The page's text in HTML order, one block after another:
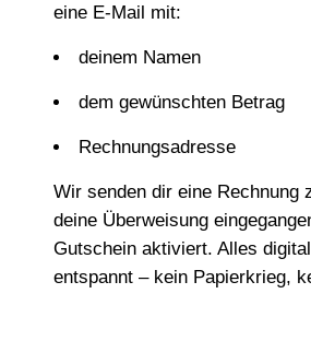
eine E‑Mail mit:
deinem Namen
dem gewünschten Betrag
Rechnungsadresse
Wir senden dir eine Rechnung
deine Überweisung
Gutschein aktiviert. Alles
entspannt – kein Papierkrieg,